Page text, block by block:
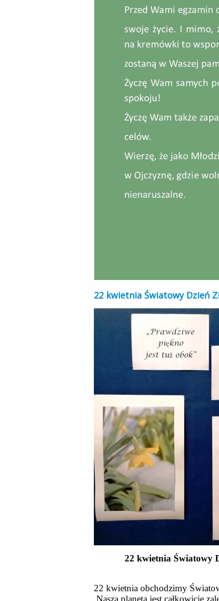
22 kwietnia Światowy Dzień
22 kwietnia Światowy
22 kwietnia obchodzimy
Nasza planeta jest całkowicie